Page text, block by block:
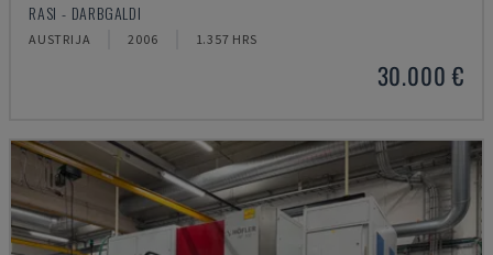
RASI - DARBGALDI
AUSTRIJA 2006 1.357 HRS
30.000 €